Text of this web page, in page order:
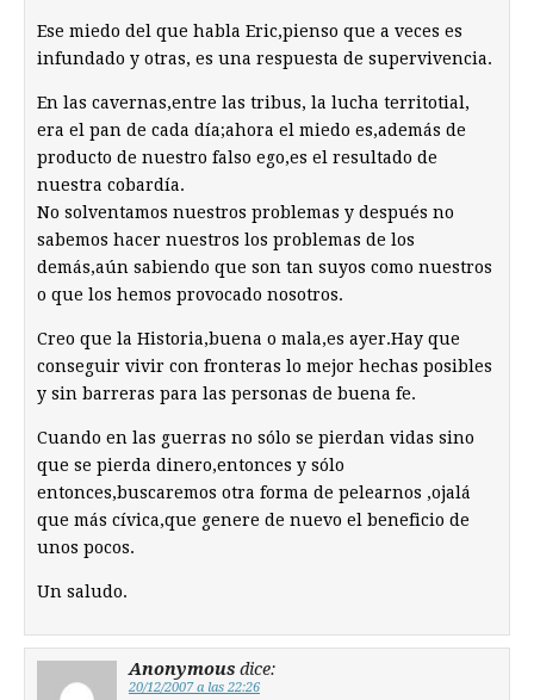
Ese miedo del que habla Eric,pienso que a veces es
infundado y otras, es una respuesta de supervivencia.
En las cavernas,entre las tribus, la lucha territotial,
era el pan de cada día;ahora el miedo es,además de
producto de nuestro falso ego,es el resultado de
nuestra cobardía.
No solventamos nuestros problemas y después no
sabemos hacer nuestros los problemas de los
demás,aún sabiendo que son tan suyos como nuestros
o que los hemos provocado nosotros.
Creo que la Historia,buena o mala,es ayer.Hay que
conseguir vivir con fronteras lo mejor hechas posibles
y sin barreras para las personas de buena fe.
Cuando en las guerras no sólo se pierdan vidas sino
que se pierda dinero,entonces y sólo
entonces,buscaremos otra forma de pelearnos ,ojalá
que más cívica,que genere de nuevo el beneficio de
unos pocos.
Un saludo.
Anonymous dice:
20/12/2007 a las 22:26